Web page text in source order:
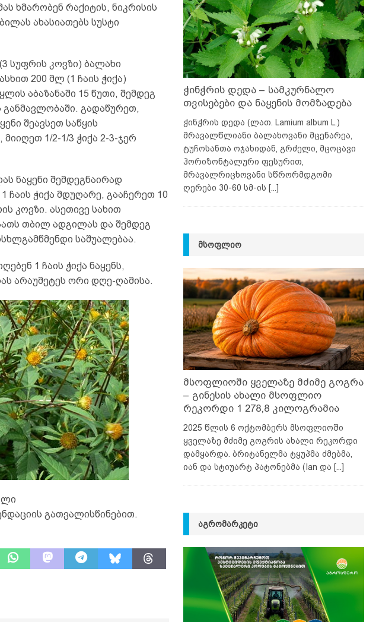
ხმარობენ რაქიტის, ნიკრისის
ახასიათებს სუსტი
სუფრის კოვზი) ბალახი
200 მლ (1 ჩაის ჭიქა)
აბაზანაში 15 წუთი, შემდეგ
განმავლობაში. გადაწურეთ,
შეავსეთ საწყის
1/2-1/3 ჭიქა 2-3-ჯერ
ნაყენი შემდეგნაირად
ჩაის ჭიქა მდუღარე, გააჩერეთ 10
კოვზი. ასეთივე სახით
თბილ ადგილას და შემდეგ
საშუალებაა.
1 ჩაის ჭიქა ნაყენს,
არაუმეტეს ორი დღე-ღამისა.
გათვალისწინებით.
ჭინჭრის დედა – სამკურნალო
თვისებები და ნაყენის მომზადება
ჭინჭრის დედა (ლათ. Lamium album L.)
მრავალწლიანი ბალახოვანი მცენარეა,
ტუჩოსანთა ოჯახიდან, გრძელი, მცოცავი
ჰორიზონტალური ფესურით,
მრავალრიცხოვანი სწრორმდგომი
ღერები 30-60 სმ-ის [...]
ᲛᲡᲝᲤᲚᲘᲝ
მსოფლიოში ყველაზე მძიმე გოგრა
– გინესის ახალი მსოფლიო
რეკორდი 1 278,8 კილოგრამია
2025 წლის 6 ოქტომბერს მსოფლიოში
ყველაზე მძიმე გოგრის ახალი რეკორდი
დამყარდა. ბრიტანელმა ტყუპმა ძმებმა,
იან და სტიუარტ პატონებმა (Ian და [...]
ᲐᲒᲠᲝᲛᲐᲠᲙᲔᲢᲘ